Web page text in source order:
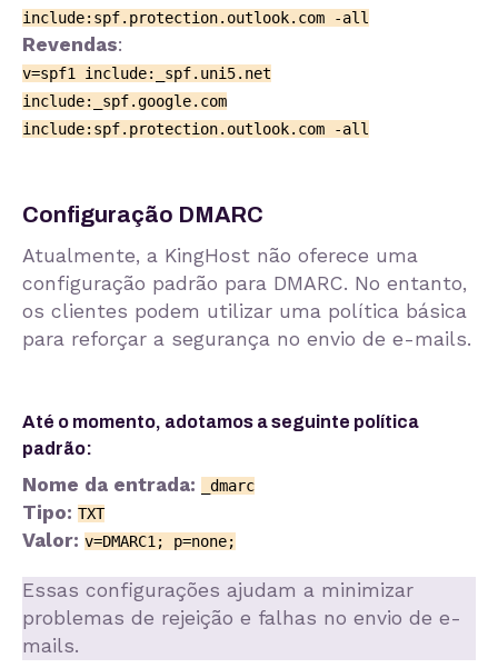
include:spf.protection.outlook.com -all
Revendas:
v=spf1 include:_spf.uni5.net
include:_spf.google.com
include:spf.protection.outlook.com -all
Configuração DMARC
Atualmente, a KingHost não oferece uma
configuração padrão para DMARC. No entanto,
os clientes podem utilizar uma política básica
para reforçar a segurança no envio de e-mails.
Até o momento, adotamos a seguinte política
padrão:
Nome da entrada: _dmarc
Tipo: TXT
Valor: v=DMARC1; p=none;
Essas configurações ajudam a minimizar
problemas de rejeição e falhas no envio de e-
mails.